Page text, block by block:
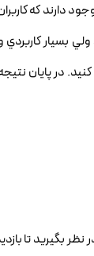
دارند که
بسيار
در پايان
بگيريد تا